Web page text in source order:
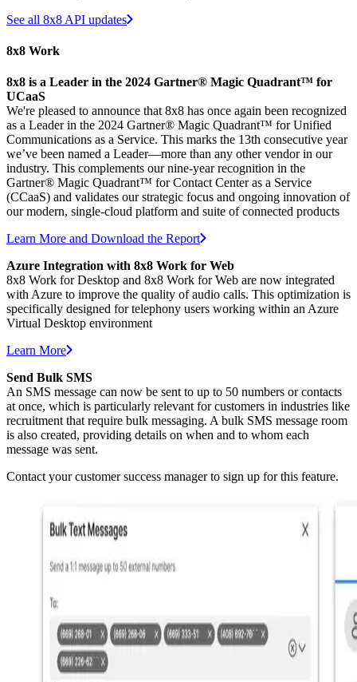
See all 8x8 API updates
8x8 Work
8x8 is a Leader in the 2024 Gartner® Magic Quadrant™ for
UCaaS
We're pleased to announce that 8x8 has once again been recognized
as a Leader in the 2024 Gartner® Magic Quadrant™ for Unified
Communications as a Service. This marks the 13th consecutive year
we’ve been named a Leader—more than any other vendor in our
industry. This complements our nine-year recognition in the
Gartner® Magic Quadrant™ for Contact Center as a Service
(CCaaS) and validates our strategic focus and ongoing innovation of
our modern, single-cloud platform and suite of connected products
Learn More and Download the Report
Azure Integration with 8x8 Work for Web
8x8 Work for Desktop and 8x8 Work for Web are now integrated
with Azure to improve the quality of audio calls. This optimization is
specifically designed for telephony users working within an Azure
Virtual Desktop environment
Learn More
Send Bulk SMS
An SMS message can now be sent to up to 50 numbers or contacts
at once, which is particularly relevant for customers in industries like
recruitment that require bulk messaging. A bulk SMS message room
is also created, providing details on when and to whom each
message was sent.
Contact your customer success manager to sign up for this feature.